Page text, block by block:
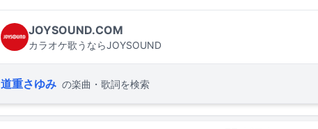
JOYSOUND.COM
カラオケ歌うならJOYSOUND
道重さゆみ の楽曲・歌詞を検索